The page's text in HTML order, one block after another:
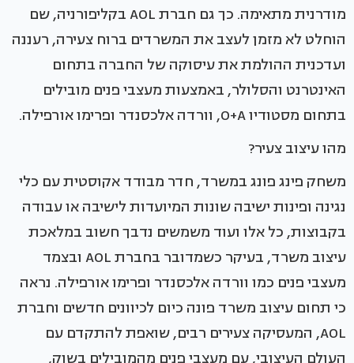
מודרנית מתאימה. כך גם חברת AOL בקליפורניה, שם
הוחלט לא מזמן לעצב את המשרדים ברוח צעירה, רעננה
ועדכנית ההולמת את עיסוקה של החברה בתחום
האינטרנט והסלולר, באמצעות מעצבי פנים מובילים
בתחום מסטודיו O+A, וורדה אלכסנדר ופרימו אורפילה.
מהו עיצוב צעיר?
משחק פינג פונג במשרד, חדר מבודד אקוסטית עם כלי
נגינה ופינות ישיבה שונות המיועדות לישיבה או עבודה
בקבוצות, כל אלו ועוד משמשים נדבך חשוב במלאכת
עיצוב משרד, בעיקר כשמדובר בחברת AOL ובצמד
מעצבי פנים כמו וורדה אלכסנדר ופרימו אורפילה. נראה
כי תחום עיצוב משרד פונה כיום לכיוונים חדשים וחברת
AOL, המעסיקה צעירים רבים, שואפת להתקדם עם
העולם העיצובי, עם מעצבי פנים מהמובילים בשוק,